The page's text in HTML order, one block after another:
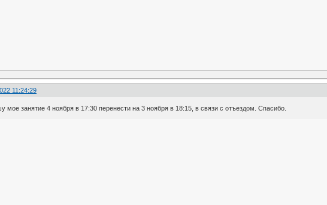
11:24:29
мое занятие 4 ноября в 17:30 перенести на 3 ноября в 18:15, в связи с отъездом. Спасибо.